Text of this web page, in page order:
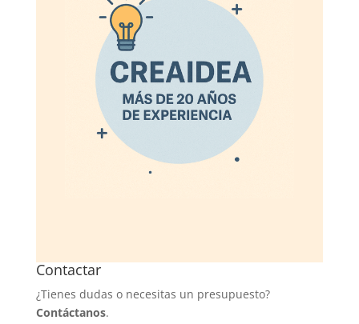
Contactar
¿Tienes dudas o necesitas un presupuesto?
Contáctanos.